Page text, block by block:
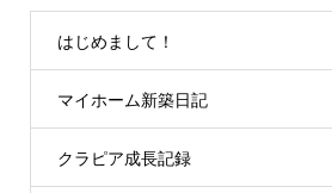
はじめまして！
マイホーム新築日記
クラピア成長記録